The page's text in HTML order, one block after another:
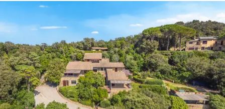
Das Anwesen umfasst zehn komfortableParkplätze
im Freien und eineGarage.
DieserLuxus Komplex zum Verkauf in Punta Ala, mit
einer erhöhten Lage mit atemberaubendem Blick auf
das Meer, die sich bis zurInsel Elba und Korsika
erstreckt, ist die ideale Lösung für diejenigen, die im
Sommer eine Oase der Ruhe suchen.